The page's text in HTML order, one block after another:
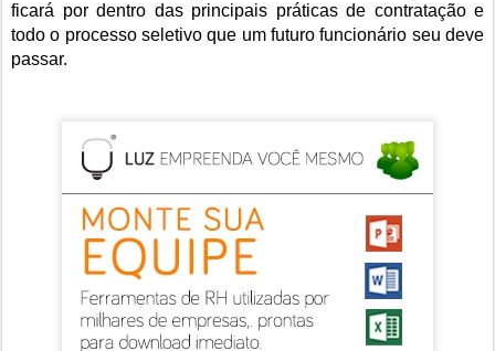
ficará por dentro das principais práticas de contratação e
todo o processo seletivo que um futuro funcionário seu deve
passar.